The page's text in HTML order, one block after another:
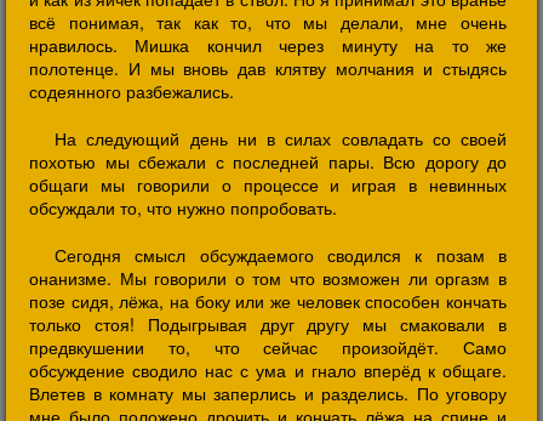
всё понимая, так как то, что мы делали, мне очень
нравилось. Мишка кончил через минуту на то же
полотенце. И мы вновь дав клятву молчания и стыдясь
содеянного разбежались.
На следующий день ни в силах совладать со своей
похотью мы сбежали с последней пары. Всю дорогу до
общаги мы говорили о процессе и играя в невинных
обсуждали то, что нужно попробовать.
Сегодня смысл обсуждаемого сводился к позам в
онанизме. Мы говорили о том что возможен ли оргазм в
позе сидя, лёжа, на боку или же человек способен кончать
только стоя! Подыгрывая друг другу мы смаковали в
предвкушении то, что сейчас произойдёт. Само
обсуждение сводило нас с ума и гнало вперёд к общаге.
Влетев в комнату мы заперлись и разделись. По уговору
мне было положено дрочить и кончать лёжа на спине и